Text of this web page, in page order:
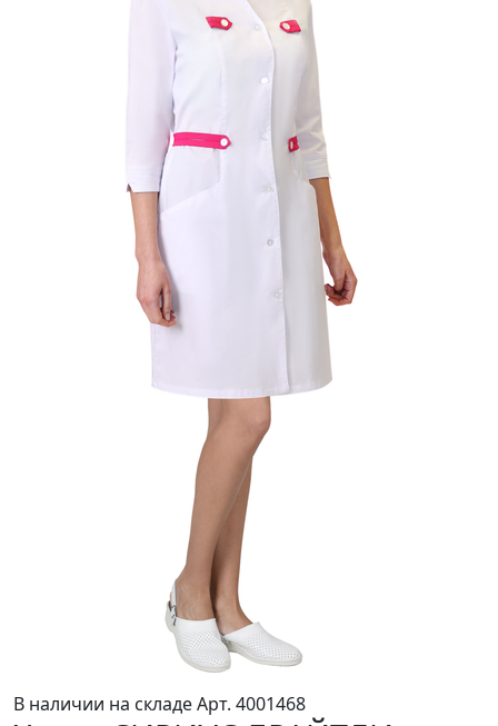
В наличии на складеАрт. 4001468